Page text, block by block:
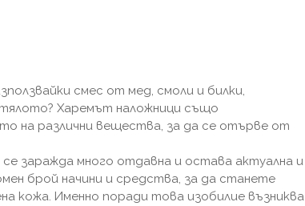
смес от мед, смоли и билки,
Харемът наложници също
на различни вещества, за да се отърве от
заражда много отдавна и остава актуална и
брой начини и средства, за да станете
кожа. Именно поради това изобилие възниква